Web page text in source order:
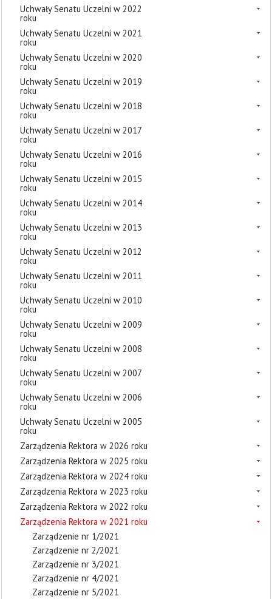
Uchwały Senatu Uczelni w 2022
roku
Uchwały Senatu Uczelni w 2021
roku
Uchwały Senatu Uczelni w 2020
roku
Uchwały Senatu Uczelni w 2019
roku
Uchwały Senatu Uczelni w 2018
roku
Uchwały Senatu Uczelni w 2017
roku
Uchwały Senatu Uczelni w 2016
roku
Uchwały Senatu Uczelni w 2015
roku
Uchwały Senatu Uczelni w 2014
roku
Uchwały Senatu Uczelni w 2013
roku
Uchwały Senatu Uczelni w 2012
roku
Uchwały Senatu Uczelni w 2011
roku
Uchwały Senatu Uczelni w 2010
roku
Uchwały Senatu Uczelni w 2009
roku
Uchwały Senatu Uczelni w 2008
roku
Uchwały Senatu Uczelni w 2007
roku
Uchwały Senatu Uczelni w 2006
roku
Uchwały Senatu Uczelni w 2005
roku
Zarządzenia Rektora w 2026 roku
Zarządzenia Rektora w 2025 roku
Zarządzenia Rektora w 2024 roku
Zarządzenia Rektora w 2023 roku
Zarządzenia Rektora w 2022 roku
Zarządzenia Rektora w 2021 roku
Zarządzenie nr 1/2021
Zarządzenie nr 2/2021
Zarządzenie nr 3/2021
Zarządzenie nr 4/2021
Zarządzenie nr 5/2021